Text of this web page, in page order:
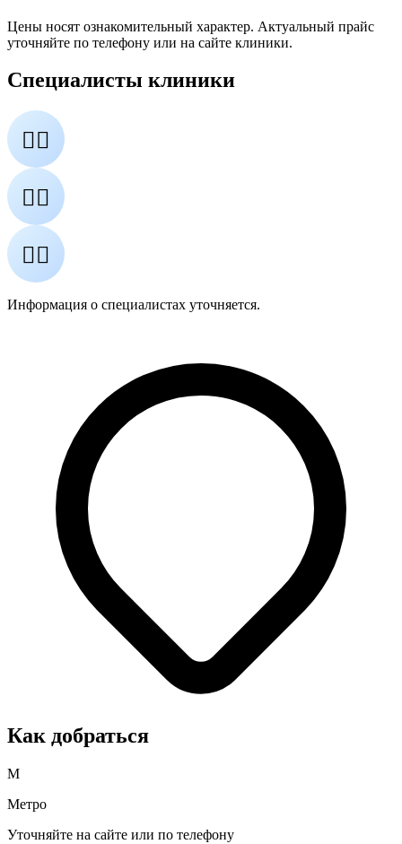
Цены носят ознакомительный характер. Актуальный прайс
уточняйте по телефону или на сайте клиники.
Специалисты клиники
👨‍⚕️
👩‍⚕️
👨‍⚕️
Информация о специалистах уточняется.
Как добраться
М
Метро
Уточняйте на сайте или по телефону